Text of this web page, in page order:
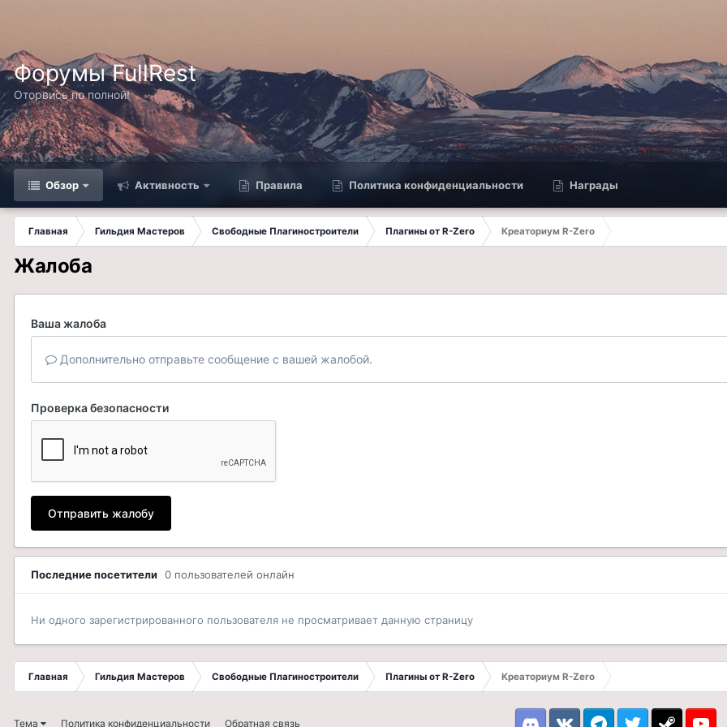
Форумы FullRest
Оторвись по полной!
Обзор Активность Правила Политика конфиденциальности Награды
Главная Гильдия Мастеров Свободные Плагиностроители Плагины от R-Zero
Креаториум R-Zero
Жалоба
Ваша жалоба
Дополнительно отправьте сообщение с вашей жалобой.
Проверка безопасности
Отправить жалобу
Последние посетители 0 пользователей онлайн
Ни одного зарегистрированного пользователя не просматривает данную страницу
Главная Гильдия Мастеров Свободные Плагиностроители Плагины от R-Zero Креаториум R-Zero
Тема Политика конфиденциальности Обратная связь